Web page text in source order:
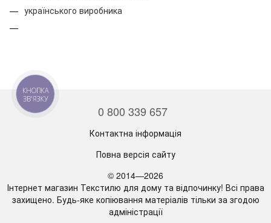
українського виробника
0 800 339 657
Контактна інформація
Повна версія сайту
© 2014—2026
Інтернет магазин Текстилю для дому та відпочинку! Всі права
захищено. Будь-яке копіювання матеріалів тільки за згодою
адміністрації
КНОПКА
ЗВ'ЯЗКУ